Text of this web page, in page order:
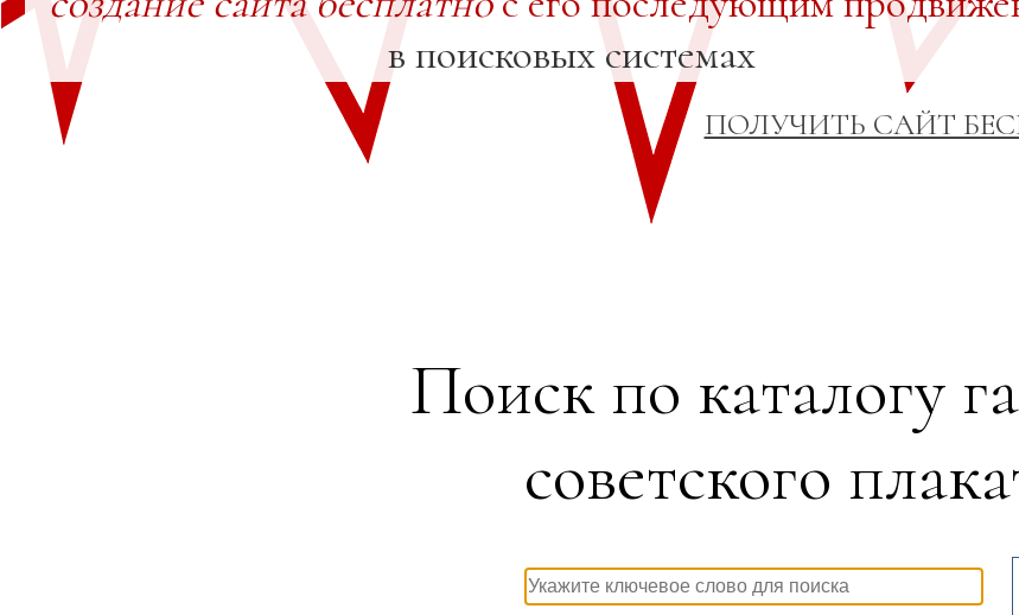
в поисковых системах
ПОЛУЧИТЬ САЙТ
Поиск по каталогу
советского